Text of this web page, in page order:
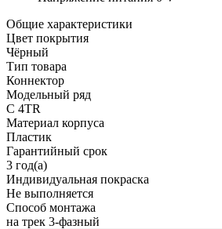
Общие характеристики
Цвет покрытия
Чёрный
Тип товара
Коннектор
Модельный ряд
C 4TR
Материал корпуса
Пластик
Гарантийный срок
3 год(а)
Индивидуальная покраска
Не выполняется
Способ монтажа
на трек 3-фазный